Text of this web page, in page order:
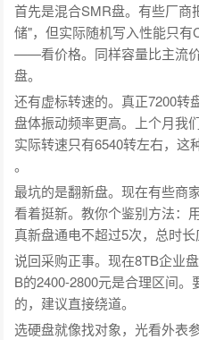
首先是混合SMR盘。有些厂
储"，但实际随机写入性能只
——看价格。同样容量比主流
盘。
还有虚标转速的。真正7200转
盘体振动频率更高。上个月我
实际转速只有6540转左右，这
。
最坑的是翻新盘。现在有些商
看着挺新。教你个鉴别方法：
真新盘通电不超过5次，总时长
说回采购正事。现在8TB企业
B的2400-2800元是合理区间
的，建议直接绕道。
选硬盘就像找对象，光看外表